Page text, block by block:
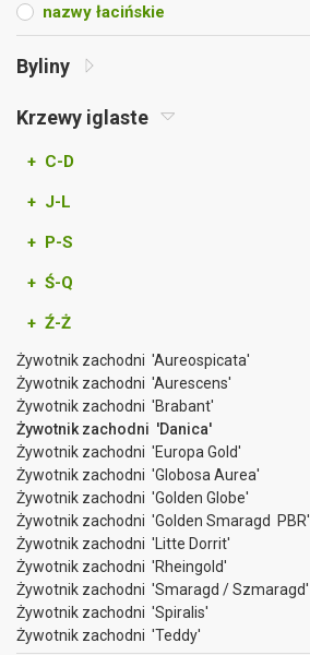
nazwy łacińskie
Byliny
Krzewy iglaste
+ C-D
+ J-L
+ P-S
+ Ś-Q
+ Ź-Ż
Żywotnik zachodni 'Aureospicata'
Żywotnik zachodni 'Aurescens'
Żywotnik zachodni 'Brabant'
Żywotnik zachodni 'Danica'
Żywotnik zachodni 'Europa Gold'
Żywotnik zachodni 'Globosa Aurea'
Żywotnik zachodni 'Golden Globe'
Żywotnik zachodni 'Golden Smaragd PBR'
Żywotnik zachodni 'Litte Dorrit'
Żywotnik zachodni 'Rheingold'
Żywotnik zachodni 'Smaragd / Szmaragd'
Żywotnik zachodni 'Spiralis'
Żywotnik zachodni 'Teddy'